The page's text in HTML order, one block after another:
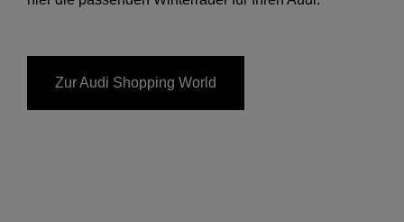
Zur Audi Shopping World